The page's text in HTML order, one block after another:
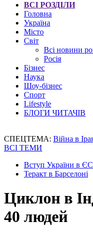
ВСІ РОЗДІЛИ
Головна
Україна
Місто
Світ
Всі новини
Росія
Бізнес
Наука
Шоу-бізнес
Спорт
Lifestyle
БЛОГИ ЧИТАЧІВ
СПЕЦТЕМА: Війна в
ВСІ ТЕМИ
Вступ України в ЄС
Теракт в Барселоні
Циклон в
40 людей